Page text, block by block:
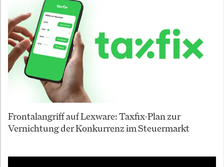
Frontalangriff auf Lexware: Taxfix-Plan zur
Vernichtung der Konkurrenz im Steuermarkt